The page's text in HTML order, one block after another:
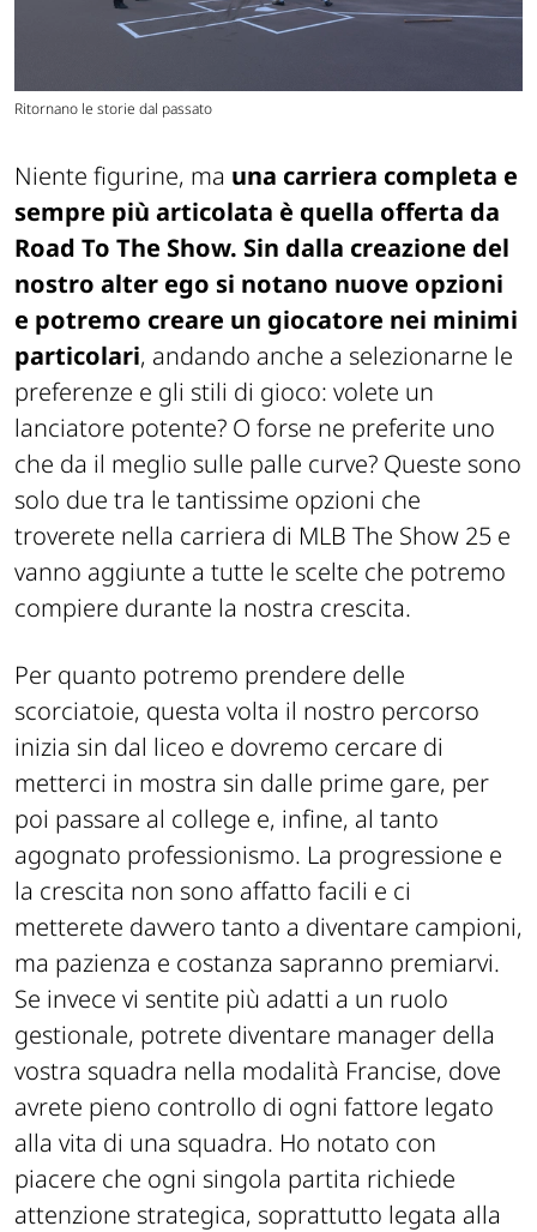
Ritornano le storie dal passato
Niente figurine, ma una carriera completa e
sempre più articolata è quella offerta da
Road To The Show. Sin dalla creazione del
nostro alter ego si notano nuove opzioni
e potremo creare un giocatore nei minimi
particolari, andando anche a selezionarne le
preferenze e gli stili di gioco: volete un
lanciatore potente? O forse ne preferite uno
che da il meglio sulle palle curve? Queste sono
solo due tra le tantissime opzioni che
troverete nella carriera di MLB The Show 25 e
vanno aggiunte a tutte le scelte che potremo
compiere durante la nostra crescita.
Per quanto potremo prendere delle
scorciatoie, questa volta il nostro percorso
inizia sin dal liceo e dovremo cercare di
metterci in mostra sin dalle prime gare, per
poi passare al college e, infine, al tanto
agognato professionismo. La progressione e
la crescita non sono affatto facili e ci
metterete davvero tanto a diventare campioni,
ma pazienza e costanza sapranno premiarvi.
Se invece vi sentite più adatti a un ruolo
gestionale, potrete diventare manager della
vostra squadra nella modalità Francise, dove
avrete pieno controllo di ogni fattore legato
alla vita di una squadra. Ho notato con
piacere che ogni singola partita richiede
attenzione strategica, soprattutto legata alla